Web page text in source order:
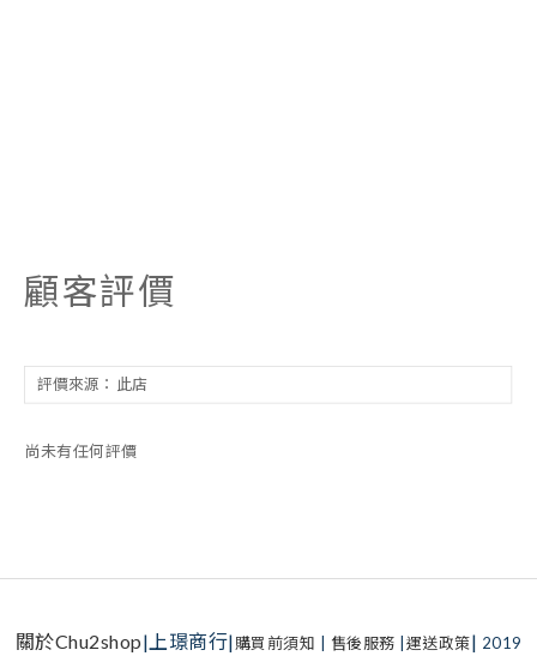
顧客評價
尚未有任何評價
關於Chu2shop|上璟商行|購買前須知 售後服務 運送政策| 2019